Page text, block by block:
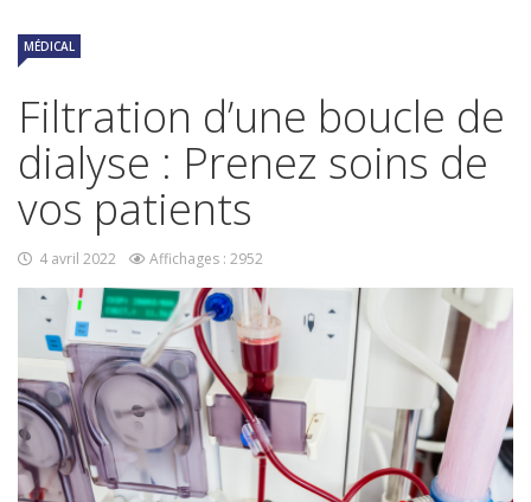
Filtration d’une boucle de
dialyse : Prenez soins de
vos patients
MÉDICAL
4 avril 2022 Affichages : 2952